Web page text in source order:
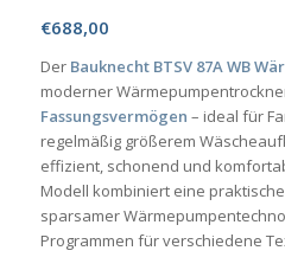
€688,00
Der Bauknecht BTSV 87A WB
moderner
Fassungsvermögen – ideal für
regelmäßig größerem
effizient, schonend und
Modell kombiniert eine
sparsamer
Programmen für verschiedene